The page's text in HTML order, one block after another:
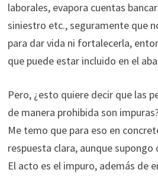
laborales, evapora cuentas
siniestro etc., seguramente que
para dar vida ni fortalecerla,
que puede estar incluido en el
Pero, ¿esto quiere decir que las
de manera prohibida son
Me temo que para eso en
respuesta clara, aunque supongo
El acto es el impuro, además de